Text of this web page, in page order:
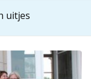
uitjes